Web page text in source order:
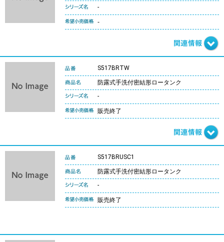
-
-
S517BRTW
防露式手洗付密結形ロータンク
-
販売終了
S517BRUSC1
防露式手洗付密結形ロータンク
-
販売終了